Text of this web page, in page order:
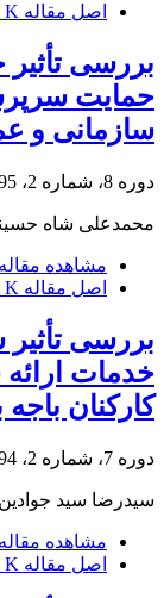
اصل مقاله K
سازمانی و
دوره 8، شماره 2، 1395، صفحه
محمدعلی شاه
مشاهده مقاله
اصل مقاله K
بررسی
خدمات
کارکنان
دوره 7، شماره 2، 1394، صفحه
سیدرضا سید
مشاهده مقاله
اصل مقاله K